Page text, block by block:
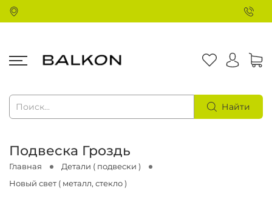
Найти
Подвеска Гроздь
Главная
Детали ( подвески )
Новый свет ( металл, стекло )